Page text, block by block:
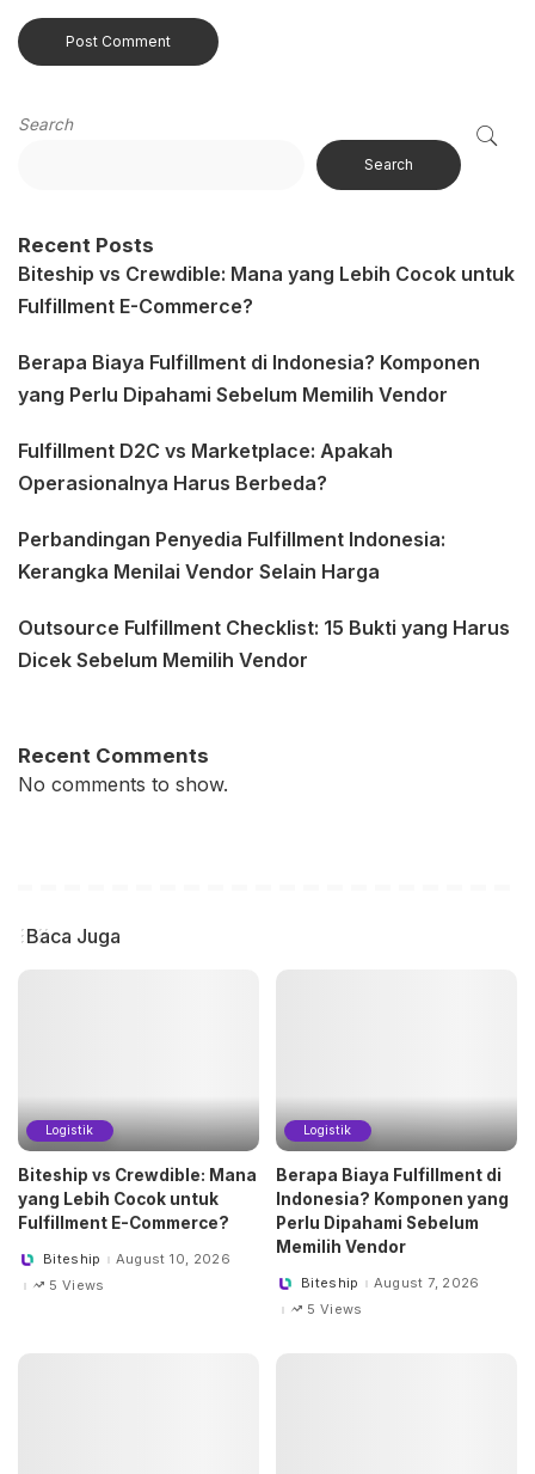
Search
Search
Recent Posts
Biteship vs Crewdible: Mana yang Lebih Cocok untuk
Fulfillment E-Commerce?
Berapa Biaya Fulfillment di Indonesia? Komponen
yang Perlu Dipahami Sebelum Memilih Vendor
Fulfillment D2C vs Marketplace: Apakah
Operasionalnya Harus Berbeda?
Perbandingan Penyedia Fulfillment Indonesia:
Kerangka Menilai Vendor Selain Harga
Outsource Fulfillment Checklist: 15 Bukti yang Harus
Dicek Sebelum Memilih Vendor
Recent Comments
No comments to show.
Baca Juga
Logistik
Biteship vs Crewdible: Mana
yang Lebih Cocok untuk
Fulfillment E-Commerce?
PostedBiteship
August 10, 2026
5 Views
Logistik
Berapa Biaya Fulfillment di
Indonesia? Komponen yang
Perlu Dipahami Sebelum
Memilih Vendor
PostedBiteship
August 7, 2026
5 Views